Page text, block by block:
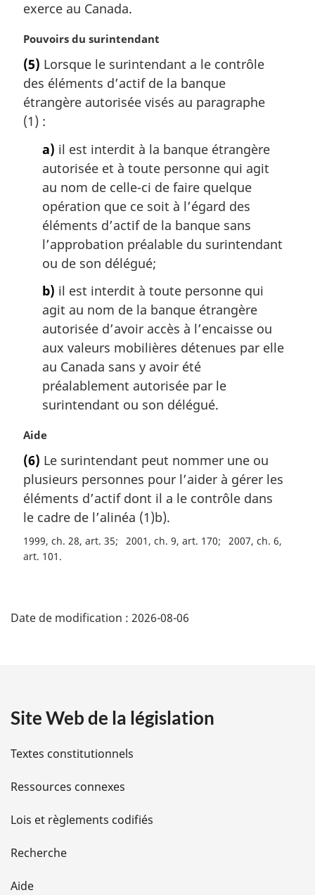
a
e
exerce au Canada.
N
t
e
m
a
r
Pouvoirs du surintendant
(5) Lorsque le surintendant a le contrôle
des éléments d’actif de la banque
étrangère autorisée visés au paragraphe
(1) :
a) il est interdit à la banque étrangère
autorisée et à toute personne qui agit
au nom de celle-ci de faire quelque
opération que ce soit à l’égard des
éléments d’actif de la banque sans
l’approbation préalable du surintendant
ou de son délégué;
b) il est interdit à toute personne qui
agit au nom de la banque étrangère
autorisée d’avoir accès à l’encaisse ou
aux valeurs mobilières détenues par elle
au Canada sans y avoir été
préalablement autorisée par le
surintendant ou son délégué.
N
t
e
m
a
g
i
e
Aide
(6) Le surintendant peut nommer une ou
plusieurs personnes pour l’aider à gérer les
éléments d’actif dont il a le contrôle dans
le cadre de l’alinéa (1)b).
1999, ch. 28, art. 35 2001, ch. 9, art. 170
2007, ch. 6,
art. 101
é
i
l
s
d
e
l
Date de modification : 2026-08-06
Site Web de la législation
Textes constitutionnels
Ressources connexes
Lois et règlements codifiés
Recherche
Aide